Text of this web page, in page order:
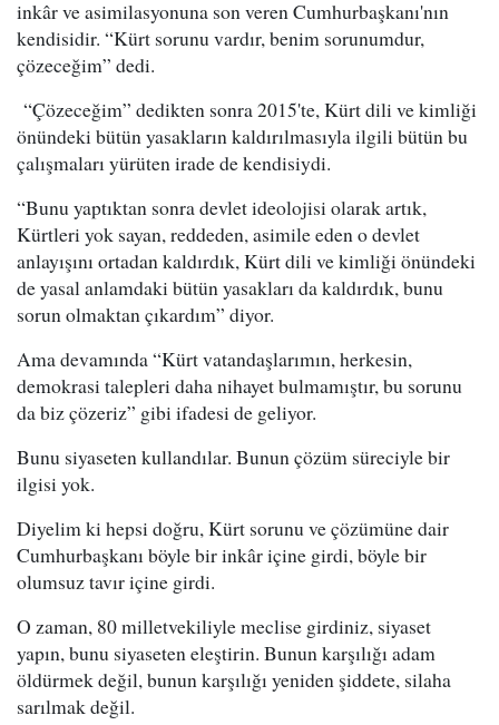
inkâr ve asimilasyonuna son veren Cumhurbaşkanı'nın
kendisidir. “Kürt sorunu vardır, benim sorunumdur,
çözeceğim” dedi.
“Çözeceğim” dedikten sonra 2015'te, Kürt dili ve kimliği
önündeki bütün yasakların kaldırılmasıyla ilgili bütün bu
çalışmaları yürüten irade de kendisiydi.
“Bunu yaptıktan sonra devlet ideolojisi olarak artık,
Kürtleri yok sayan, reddeden, asimile eden o devlet
anlayışını ortadan kaldırdık, Kürt dili ve kimliği önündeki
de yasal anlamdaki bütün yasakları da kaldırdık, bunu
sorun olmaktan çıkardım” diyor.
Ama devamında “Kürt vatandaşlarımın, herkesin,
demokrasi talepleri daha nihayet bulmamıştır, bu sorunu
da biz çözeriz” gibi ifadesi de geliyor.
Bunu siyaseten kullandılar. Bunun çözüm süreciyle bir
ilgisi yok.
Diyelim ki hepsi doğru, Kürt sorunu ve çözümüne dair
Cumhurbaşkanı böyle bir inkâr içine girdi, böyle bir
olumsuz tavır içine girdi.
O zaman, 80 milletvekiliyle meclise girdiniz, siyaset
yapın, bunu siyaseten eleştirin. Bunun karşılığı adam
öldürmek değil, bunun karşılığı yeniden şiddete, silaha
sarılmak değil.